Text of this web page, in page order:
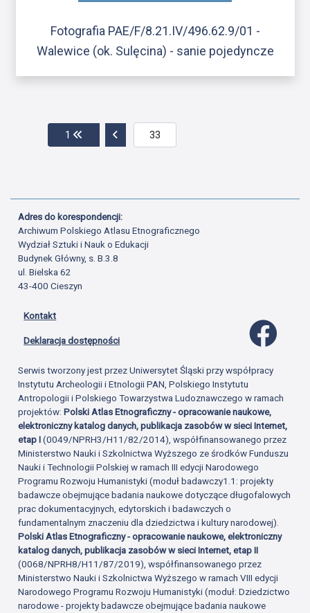
Fotografia PAE/F/8.21.IV/496.62.9/01 -
Walewice (ok. Sulęcina) - sanie pojedyncze
1 Przejdź do pierwszej strony
Przejdź do poprzedniej strony
Adres do korespondencji:
Archiwum Polskiego Atlasu Etnograficznego
Wydział Sztuki i Nauk o Edukacji
Budynek Główny, s. B.3.8
ul. Bielska 62
43-400 Cieszyn
Kontakt
Deklaracja dostępności
Serwis tworzony jest przez Uniwersytet Śląski przy współpracy
Instytutu Archeologii i Etnologii PAN, Polskiego Instytutu
Antropologii i Polskiego Towarzystwa Ludoznawczego w ramach
projektów:Polski Atlas Etnograficzny - opracowanie naukowe,
elektroniczny katalog danych, publikacja zasobów w sieci Internet,
etap I(0049/NPRH3/H11/82/2014), współfinansowanego przez
Ministerstwo Nauki i Szkolnictwa Wyższego ze środków Funduszu
Nauki i Technologii Polskiej w ramach III edycji Narodowego
Programu Rozwoju Humanistyki (moduł badawczy1.1: projekty
badawcze obejmujące badania naukowe dotyczące długofalowych
prac dokumentacyjnych, edytorskich i badawczych o
fundamentalnym znaczeniu dla dziedzictwa i kultury narodowej).
Polski Atlas Etnograficzny - opracowanie naukowe, elektroniczny
katalog danych, publikacja zasobów w sieci Internet, etap II
(0068/NPRH8/H11/87/2019), współfinansowanego przez
Ministerstwo Nauki i Szkolnictwa Wyższego w ramach VIII edycji
Narodowego Programu Rozwoju Humanistyki (moduł: Dziedzictwo
narodowe - projekty badawcze obejmujące badania naukowe